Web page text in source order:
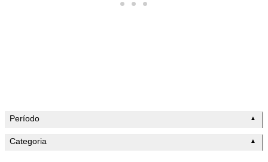
Período ▲
Categoria ▲